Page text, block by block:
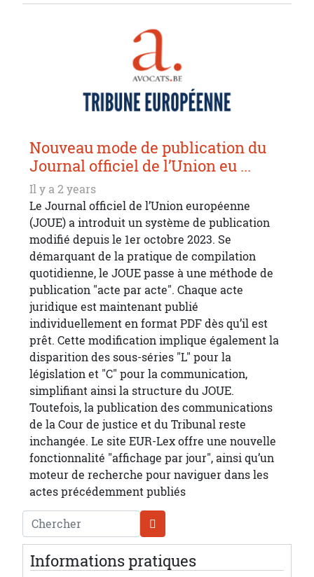
Nouveau mode de publication du
Journal officiel de l’Union eu ...
Il y a 2 years
Le Journal officiel de l’Union européenne
(JOUE) a introduit un système de publication
modifié depuis le 1er octobre 2023. Se
démarquant de la pratique de compilation
quotidienne, le JOUE passe à une méthode de
publication "acte par acte". Chaque acte
juridique est maintenant publié
individuellement en format PDF dès qu’il est
prêt. Cette modification implique également la
disparition des sous-séries "L" pour la
législation et "C" pour la communication,
simplifiant ainsi la structure du JOUE.
Toutefois, la publication des communications
de la Cour de justice et du Tribunal reste
inchangée. Le site EUR-Lex offre une nouvelle
fonctionnalité "affichage par jour", ainsi qu’un
moteur de recherche pour naviguer dans les
actes précédemment publiés
Chercher
Informations pratiques